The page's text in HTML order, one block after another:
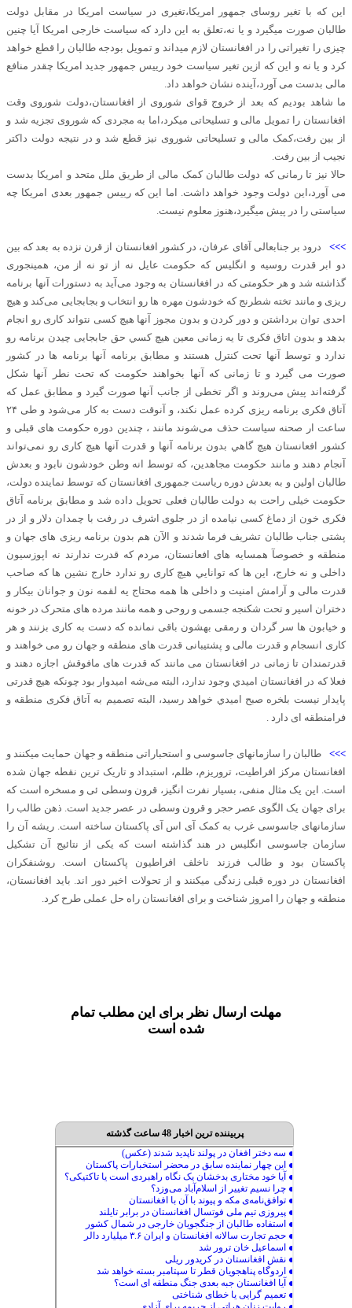
این که با تغیر روسای جمهور امریکا،تغیری در سیاست امریکا در مقابل دولت
طالبان صورت میگیرد و یا نه،تعلق به این دارد که سیاست خارجی امریکا آیا چنین
چیزی را تغیراتی را در افغانستان لازم میداند و تمویل بودجه طالبان را قطع خواهد
کرد و یا نه و این که ازین تغیر سیاست خود رییس جمهور جدید امریکا چقدر منافع
مالی بدست می آورد،آینده نشان خواهد داد.
ما شاهد بودیم که بعد از خروج قوای شوروی از افغانستان،دولت شوروی وقت
افغانستان را تمویل مالی و تسلیحاتی میکرد،اما به مجردی که شوروی تجزیه شد و
از بین رفت،کمک مالی و تسلیحاتی شوروی نیز قطع شد و در نتیجه دولت داکتر
نجیب از بین رفت.
حالا نیز تا رمانی که دولت طالبان کمک مالی از طریق ملل متحد و امریکا بدست
می آورد،این دولت وجود خواهد داشت. اما این که رییس جمهور بعدی امریکا چه
سیاستی را در پیش میگیرد،هنوز معلوم نیست.
>>> درود بر جنابعالی آقای عرفان، در کشور افغانستان از قرن‌ نزده به بعد که بين
دو ابر قدرت روسیه و انگلیس که حکومت عایل نه از تو نه از من، همینجوری
گذاشته شد و هر حکومتی که در افغانستان به وجود می‌آید به دستورات آنها برنامه
ریزی و مانند تخته شطرنج که خودشون مهره ها رو انتخاب و بجابجایی می‌کند و هیچ
احدی توان برداشتن و دور کردن و بدون‌ مجوز آنها هیچ کسی نتواند کاری رو انجام
بدهد و بدون اتاق فکری تا یه زمانی معين هیچ کسي حق جابجایی چيدن برنامه‌ رو
ندارد و توسط آنها تحت‌ کنترل هستند و مطابق برنامه آنها برنامه ها در کشور
صورت می گيرد و تا زمانی که آنها بخواهند حکومت که تحت‌ نطر آنها شکل
گرفته‌اند پيش می‌روند و اگر تخطی از جانب آنها صورت گيرد و مطابق عمل که
آتاق فکری برنامه‌ ریزی کرده‌ عمل نکند، و آنوقت دست‌ به کار می‌شود و طی ۲۴
ساعت ار صحنه سیاست حذف می‌شوند مانند ، چندین دوره حکومت های قبلی و
کشور افعانستان هیچ گاهي بدون برنامه‌ آنها و قدرت آنها هیچ کاری رو نمی‌تواند
آنجام دهند و مانند حکومت مجاهدین، که توسط انه وطن خودشون نابود و بعدش
طالبان اولین و به بعدش دوره ریاست جمهوری افغانستان که توسط نماینده دولت،
حکومت خیلی راحت‌ به دولت طالبان فعلی تحویل داده شد و مطابق برنامه آتاق
فکری خون از دماغ کسی نیامده از در جلوی اشرف در رفت با چمدان دلار و از در
پشتی جناب طالبان تشريف فرما شدند و الآن هم بدون‌ برنامه ریزی های جهان و
منطقه و خصوصآ همسایه های افعانستان، مردم‌ که قدرت ندارند نه اپوزسيون
داخلی و نه خارج، اين ها که توانايي هیچ کاری رو ندارد خارج نشین ها که صاحب
قدرت مالی و آرامش امنیت و داخلی ها همه محتاج یه لقمه نون و جوانان بیکار و
دختران اسير و تحت‌ شکنجه جسمی و روحی و همه‌ مانند مرده‌ های متحرک در خونه
و خيابون ها سر گردان و رمقی بهشون باقی نمانده که دست به کاری بزنند و هر
کاری انسجام و قدرت مالی و پشتیبانی قدرت های منطقه و جهان رو می خواهند و
قدرتمندان تا زمانی در افغانستان می مانند که قدرت های مافوقش اجازه دهند و
فعلا که در افغانستان اميدي وجود ندارد، البته می‌شه امیدوار بود چونکه هیچ قدرتی
پایدار نيست بلخره صبح اميدي خواهد رسید، البته تصمیم به آتاق فکری منطقه و
فرامنطقه ای دارد .
>>> طالبان را سازمانهای جاسوسی و استحباراتی منطقه و جهان حمایت میکنند و
افغانستان مرکز افراطیت، تروریزم، ظلم، استبداد و تاریک ترین نقطه جهان شده
است. این یک مثال منفی، بسیار نفرت انگیز، قرون وسطی ئی و مسخره است که
برای جهان یک الگوی عصر حجر و قرون وسطی در عصر جدید است. ذهن طالب را
سازمانهای جاسوسی غرب به کمک آی اس آی پاکستان ساخته است. ریشه آن را
سازمان جاسوسی انگلیس در هند گذاشته است که یکی از نتائیج آن تشکیل
پاکستان بود و طالب فرزند ناخلف افراطیون پاکستان است. روشنفکران
افغانستان در دوره قبلی زندگی میکنند و از تحولات اخیر دور اند. باید افغانستان،
منطقه و جهان را امروز شناخت و برای افغانستان راه حل عملی طرح کرد.
مهلت ارسال نظر برای این مطلب تمام
شده است
پربیننده ترین اخبار 48 ساعت گذشته